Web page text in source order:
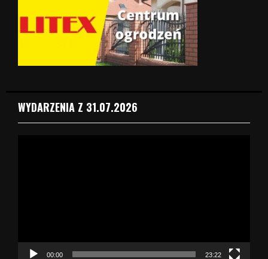
WYDARZENIA Z 31.07.2026
c
00:00 23:22